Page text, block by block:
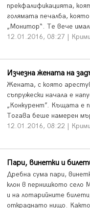
прекфалификацията,
голямата печалба,
„Монитор“. Те вече
12.01.2016, 08:27 | Крими
Изчезна жената на
Жената, с която
съпружески начала е
„Конкурент”. Къщата е
Тогава беше намерен
12.01.2016, 08:22 | Крими
Пари, винетки и
Дребна сума пари,
клон в пернишкото
и на лотарийните
откраднато нищо.